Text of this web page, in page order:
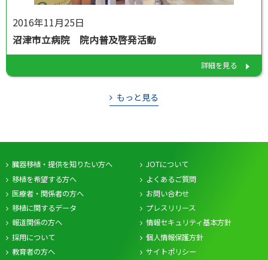
2016年11月25日
沼津市立病院 院内普及啓発活動
詳細を見る
もっと見る
臓器移植・提供を知りたい方へ
移植を希望する方へ
医療者・関係者の方へ
移植に関するデータ
JOTについて
よくあるご質問
お問い合わせ
プレスリリース
報道関係の方へ
採用について
教育者の方へ
情報セキュリティ基本方針
個人情報保護方針
サイトポリシー